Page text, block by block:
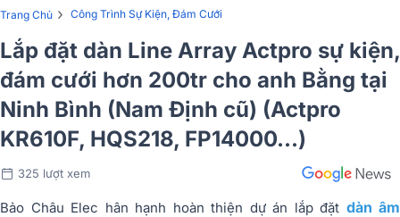
Trang Chủ › Công Trình Sự Kiện, Đám Cưới
Lắp đặt dàn Line Array Actpro sự kiện,
đám cưới hơn 200tr cho anh Bằng tại
Ninh Bình (Nam Định cũ) (Actpro
KR610F, HQS218, FP14000...)
325 lượt xem
Bảo Châu Elec hân hạnh hoàn thiện dự án lắp đặt dàn âm